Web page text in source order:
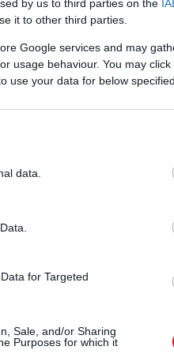
by us to third parties on the
it to other third parties.
Google services and may
usage behaviour. You may
use your data for below
data.
for Targeted
Sale, and/or Sharing
Purposes for which it
A francia visszakapott
monacói dobogója miatt
hátrébb sorolt Red Bull
és McLaren egyaránt
jelezte fellebbezési
szándékát az ügyben.